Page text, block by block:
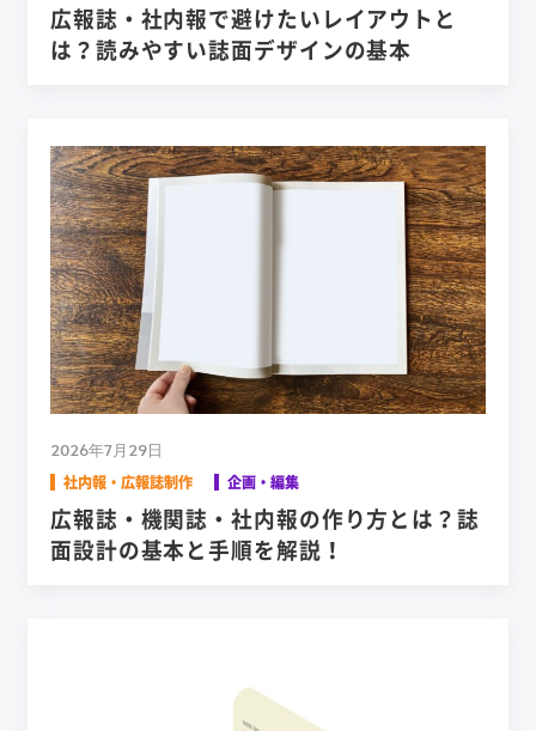
広報誌・社内報で避けたいレイアウトと
は？読みやすい誌面デザインの基本
2026年7月29日
社内報・広報誌制作 企画・編集
広報誌・機関誌・社内報の作り方とは？誌
面設計の基本と手順を解説！